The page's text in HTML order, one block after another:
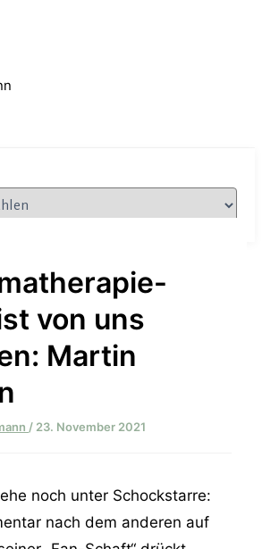
von uns
Martin
/ 23. November 2021
noch unter Schockstarre:
nach dem anderen auf